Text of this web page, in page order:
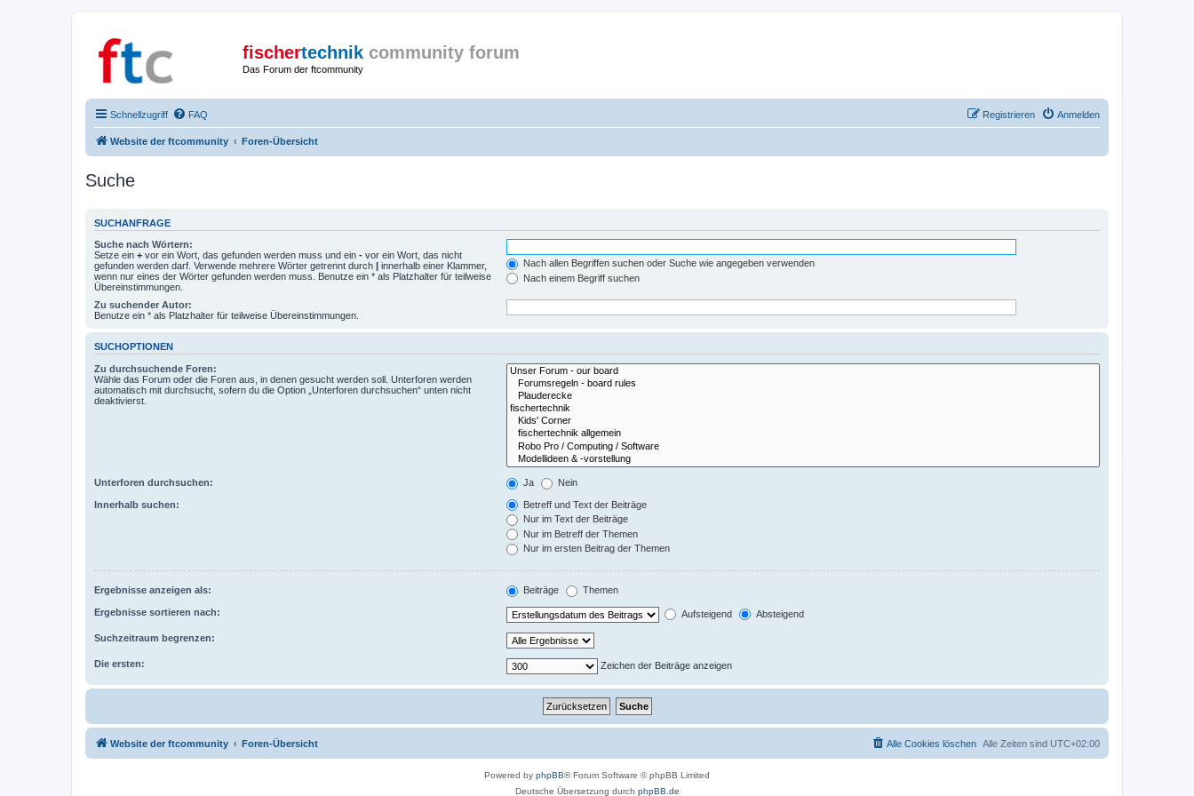
fischertechnik community forum
Das Forum der ftcommunity
Schnellzugriff FAQ Anmelden
Registrieren
Website der ftcommunity Foren-Übersicht
Suche
SUCHANFRAGE
Suche nach Wörtern:
Setze ein + vor ein Wort, das gefunden werden muss und ein - vor ein Wort, das nicht
gefunden werden darf. Verwende mehrere Wörter getrennt durch | innerhalb einer Klammer,
wenn nur eines der Wörter gefunden werden muss. Benutze ein * als Platzhalter für teilweise
Übereinstimmungen.
Nach allen Begriffen suchen oder Suche wie angegeben verwenden
Nach einem Begriff suchen
Zu suchender Autor:
Benutze ein * als Platzhalter für teilweise Übereinstimmungen.
SUCHOPTIONEN
Zu durchsuchende Foren:
Wähle das Forum oder die Foren aus, in denen gesucht werden soll. Unterforen werden
automatisch mit durchsucht, sofern du die Option „Unterforen durchsuchen“ unten nicht
deaktivierst.
Unterforen durchsuchen: Ja Nein
Innerhalb suchen:
Betreff und Text der Beiträge
Nur im Text der Beiträge
Nur im Betreff der Themen
Nur im ersten Beitrag der Themen
Ergebnisse anzeigen als: Beiträge Themen
Ergebnisse sortieren nach: Aufsteigend Absteigend
Suchzeitraum begrenzen:
Die ersten: Zeichen der Beiträge anzeigen
Website der ftcommunity Foren-Übersicht Alle Zeiten sind UTC+02:00
Alle Cookies löschen
Powered by phpBB® Forum Software © phpBB Limited
Deutsche Übersetzung durch phpBB.de